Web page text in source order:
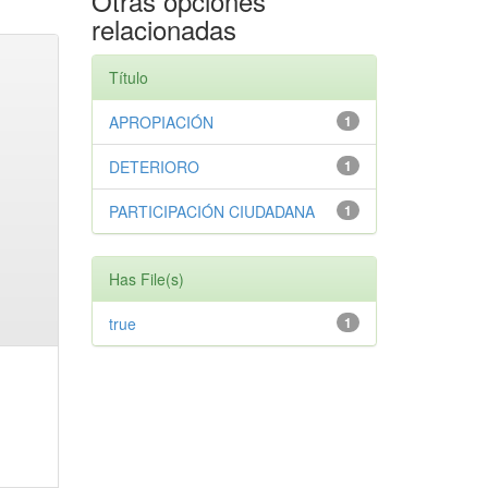
relacionadas
Título
1
APROPIACIÓN
1
DETERIORO
1
PARTICIPACIÓN CIUDADANA
Has File(s)
1
true